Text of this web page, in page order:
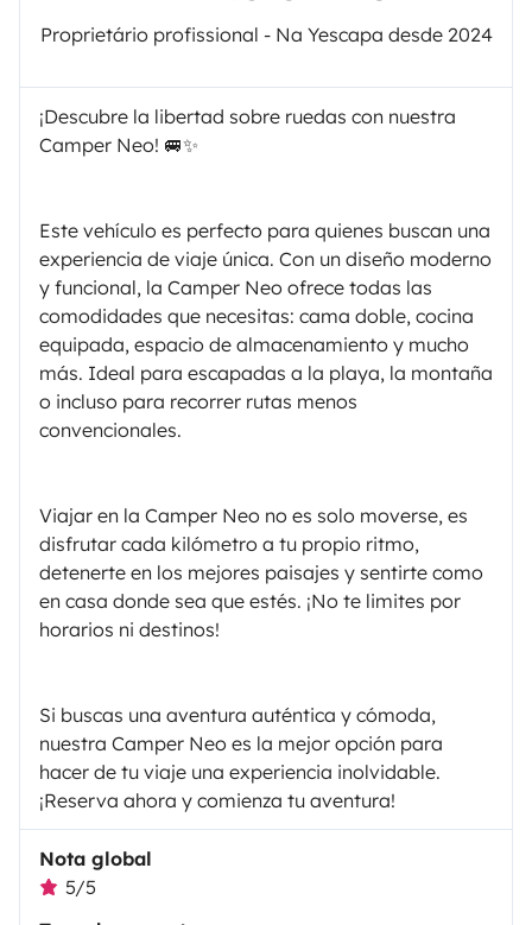
Proprietário profissional - Na Yescapa desde 2024
¡Descubre la libertad sobre ruedas con nuestra
Camper Neo! 🚐✨
Este vehículo es perfecto para quienes buscan una
experiencia de viaje única. Con un diseño moderno
y funcional, la Camper Neo ofrece todas las
comodidades que necesitas: cama doble, cocina
equipada, espacio de almacenamiento y mucho
más. Ideal para escapadas a la playa, la montaña
o incluso para recorrer rutas menos
convencionales.
Viajar en la Camper Neo no es solo moverse, es
disfrutar cada kilómetro a tu propio ritmo,
detenerte en los mejores paisajes y sentirte como
en casa donde sea que estés. ¡No te limites por
horarios ni destinos!
Si buscas una aventura auténtica y cómoda,
nuestra Camper Neo es la mejor opción para
hacer de tu viaje una experiencia inolvidable.
¡Reserva ahora y comienza tu aventura!
Nota global
5/5